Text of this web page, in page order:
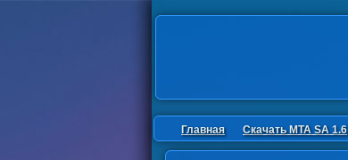
Главная Скачать MTA SA 1.6